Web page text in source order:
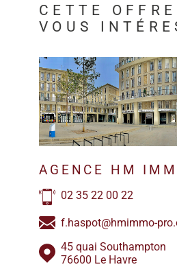
CETTE OFFRE
VOUS
AGENCE HM
02 35 22 00 22
f.haspot@hmimmo-
45 quai Southampton
76600 Le Havre